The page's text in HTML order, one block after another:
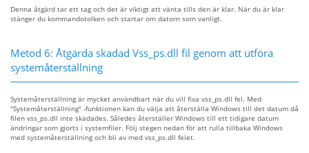
Denna åtgärd tar ett tag och det är viktigt att vänta tills den är klar. När du är klar
stänger du kommandotolken och startar om datorn som vanligt.
Metod 6: Åtgärda skadad Vss_ps.dll fil genom att utföra
systemåterställning
Systemåterställning är mycket användbart när du vill fixa vss_ps.dll fel. Med
"Systemåterställning" -funktionen kan du välja att återställa Windows till det datum då
filen vss_ps.dll inte skadades. Således återställer Windows till ett tidigare datum
ändringar som gjorts i systemfiler. Följ stegen nedan för att rulla tillbaka Windows
med systemåterställning och bli av med vss_ps.dll felet.